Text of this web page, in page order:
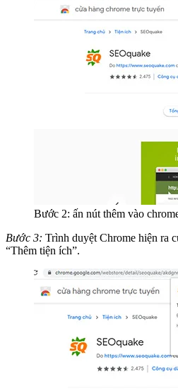
Bước 2: ấn nút thêm vào
Bước 3: Trình duyệt Chrome hiện ra
“Thêm tiện ích”.